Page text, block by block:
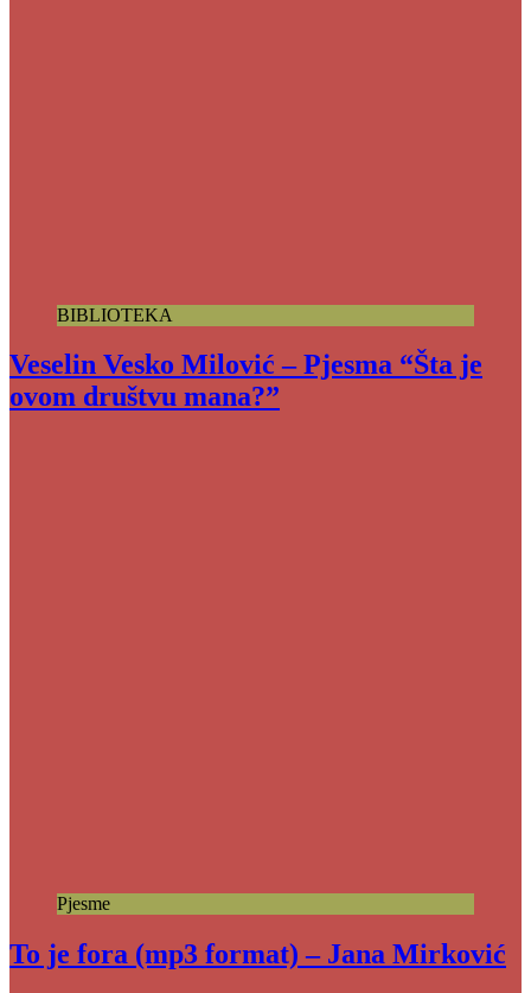
BIBLIOTEKA
Veselin Vesko Milović – Pjesma “Šta je
ovom društvu mana?”
Pjesme
To je fora (mp3 format) – Jana Mirković